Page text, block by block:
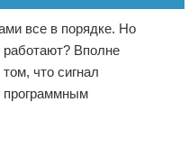
все в порядке. Но
работают? Вполне
что сигнал
программным